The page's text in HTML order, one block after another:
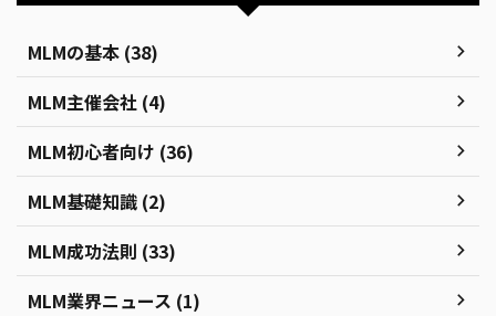
MLMの基本 (38)
MLM主催会社 (4)
MLM初心者向け (36)
MLM基礎知識 (2)
MLM成功法則 (33)
MLM業界ニュース (1)